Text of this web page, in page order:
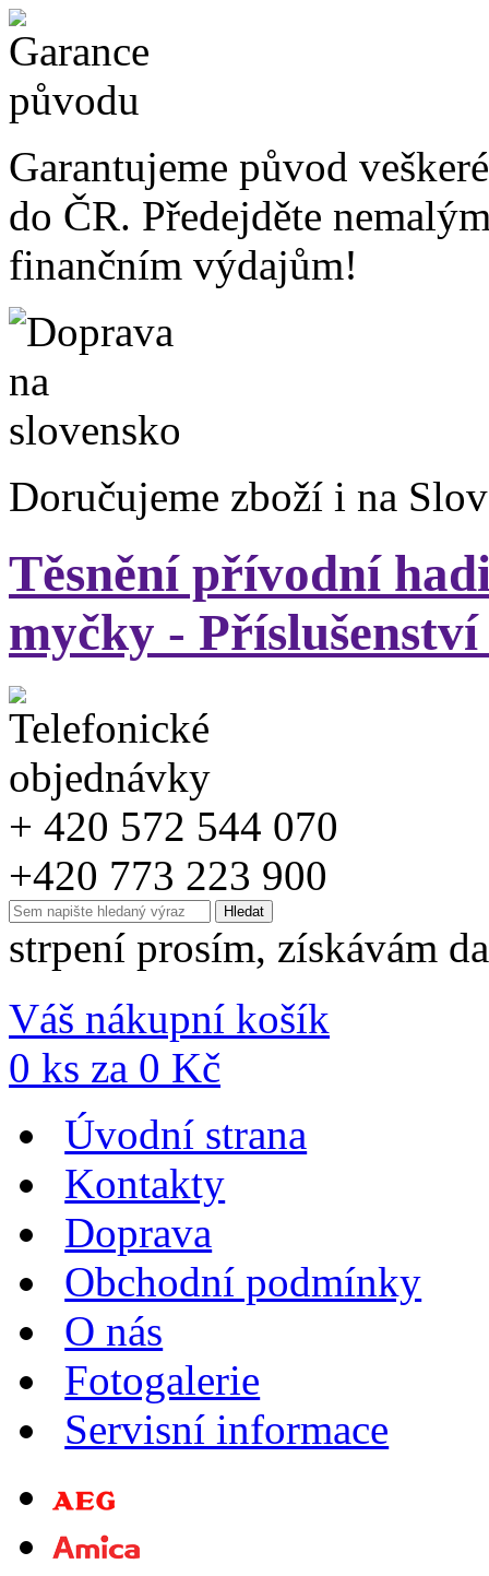
Garantujeme původ
do ČR. Předejděte
finančním výdajům!
Doručujeme zboží i na
Těsnění přívodní
myčky -
+ 420 572 544 070
+420 773 223 900
strpení prosím, získávám
Váš nákupní košík
0 ks za 0 Kč
Úvodní strana
Kontakty
Doprava
Obchodní podmínky
O nás
Fotogalerie
Servisní informace